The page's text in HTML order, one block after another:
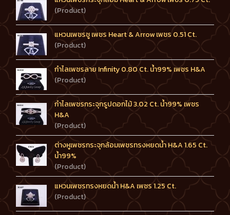
(Product)
แหวนเพชรชู เพชร Heart & Arrow เพชร 0.51 Ct.
(Product)
กำไลเพชรลาย Infinity 0.80 Ct. น้ำ99% เพชร H&A
(Product)
กำไลเพชรกระจุกรูปดอกไม้ 3.02 Ct. น้ำ99% เพชร
H&A
(Product)
ต่างหูเพชรกระจุกล้อมเพชรทรงหยดน้ำ H&A 1.65 Ct.
น้ำ99%
(Product)
แหวนเพชรทรงหยดน้ำ H&A เพชร 1.25 Ct.
(Product)